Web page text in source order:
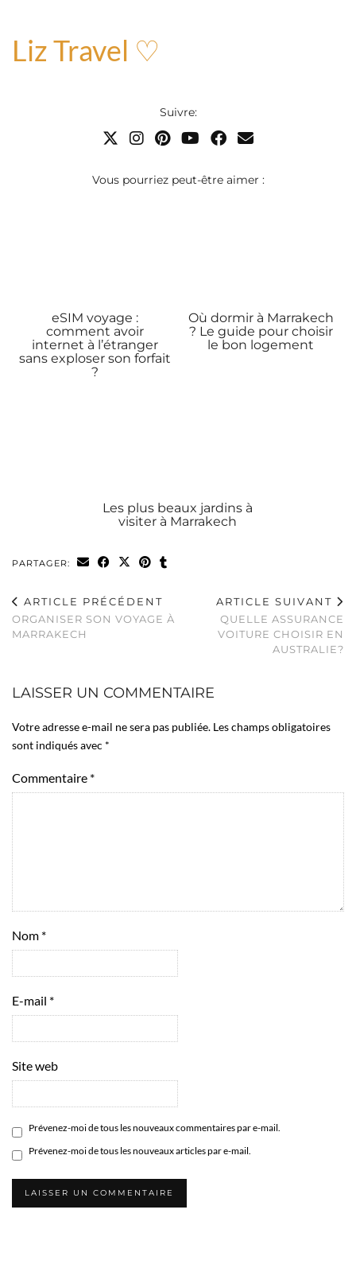
Liz Travel ♡
Suivre:
Vous pourriez peut-être aimer :
eSIM voyage :
comment avoir
internet à l’étranger
sans exploser son forfait
?
Où dormir à Marrakech
? Le guide pour choisir
le bon logement
Les plus beaux jardins à
visiter à Marrakech
PARTAGER:
ARTICLE PRÉCÉDENT
ORGANISER SON VOYAGE À
MARRAKECH
ARTICLE SUIVANT
QUELLE ASSURANCE
VOITURE CHOISIR EN
AUSTRALIE?
LAISSER UN COMMENTAIRE
Votre adresse e-mail ne sera pas publiée. Les champs obligatoires
sont indiqués avec *
Commentaire *
Nom *
E-mail *
Site web
Prévenez-moi de tous les nouveaux commentaires par e-mail.
Prévenez-moi de tous les nouveaux articles par e-mail.